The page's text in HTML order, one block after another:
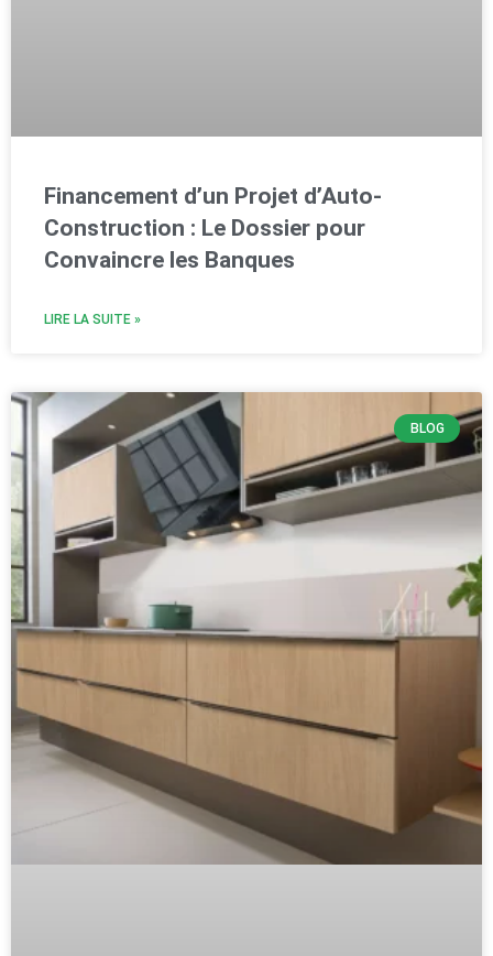
Financement d’un Projet d’Auto-
Construction : Le Dossier pour
Convaincre les Banques
LIRE LA SUITE »
BLOG